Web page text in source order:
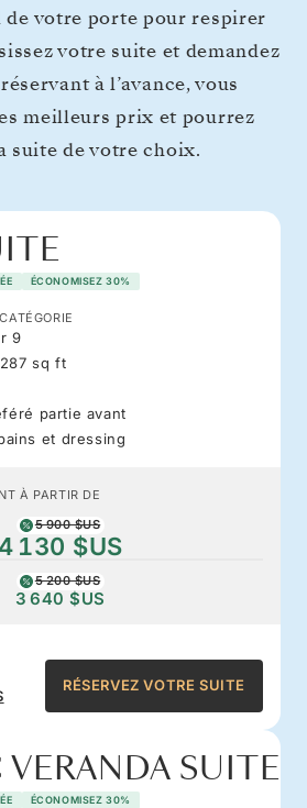
votre porte pour respirer
votre suite et demandez
à l’avance, vous
meilleurs prix et pourrez
suite de votre choix.
ÉCONOMISEZ 30%
9
sq ft
partie avant
et dressing
À PARTIR DE
5 900 $US
4 130 $US
5 200 $US
3 640 $US
RÉSERVEZ VOTRE SUITE
SUITE
ÉCONOMISEZ 30%